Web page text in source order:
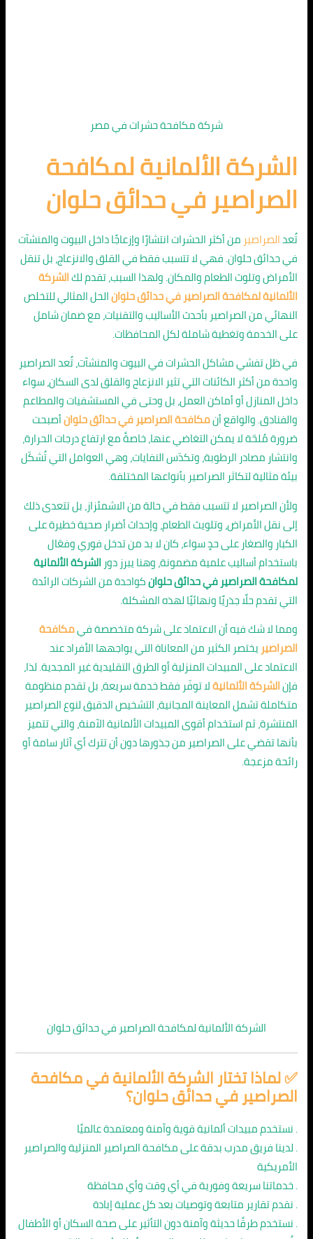
شركة مكافحة حشرات في مصر
الشركة الألمانية لمكافحة
الصراصير في حدائق حلوان
تُعدالصراصير من أكثر الحشرات انتشارًا وإزعاجًا داخل البيوت والمنشآت
في حدائق حلوان. فهي لا تتسبب فقط في القلق والانزعاج، بل تنقل
الأمراض وتلوث الطعام والمكان. ولهذا السبب، تقدم لكالشركة
الألمانية لمكافحة الصراصير في حدائق حلوانالحل المثالي للتخلص
النهائي من الصراصير بأحدث الأساليب والتقنيات، مع ضمان شامل
على الخدمة وتغطية شاملة لكل المحافظات.
في ظل تفشي مشاكل الحشرات في البيوت والمنشآت، تُعد الصراصير
واحدة من أكثر الكائنات التي تثير الانزعاج والقلق لدى السكان، سواء
داخل المنازل أو أماكن العمل، بل وحتى في المستشفيات والمطاعم
والفنادق. والواقع أنمكافحة الصراصير في حدائق حلوانأصبحت
ضرورة مُلحّة لا يمكن التغاضي عنها، خاصةً مع ارتفاع درجات الحرارة،
وانتشار مصادر الرطوبة، وتكدّس النفايات، وهي العوامل التي تُشكّل
بيئة مثالية لتكاثر الصراصير بأنواعها المختلفة.
ولأن الصراصير لا تتسبب فقط في حالة من الاشمئزاز، بل تتعدى ذلك
إلى نقل الأمراض، وتلويث الطعام، وإحداث أضرار صحية خطيرة على
الكبار والصغار على حدٍ سواء، كان لا بد من تدخل فوري وفعّال
باستخدام أساليب علمية مضمونة، وهنا يبرز دور الشركة الألمانية
لمكافحة الصراصير في حدائق حلوانكواحدة من الشركات الرائدة
التي تقدم حلًا جذريًا ونهائيًا لهذه المشكلة.
ومما لا شك فيه أن الاعتماد على شركة متخصصة فيمكافحة
الصراصيريختصر الكثير من المعاناة التي يواجهها الأفراد عند
الاعتماد على المبيدات المنزلية أو الطرق التقليدية غير المجدية. لذا،
فإنالشركة الألمانيةلا توفّر فقط خدمة سريعة، بل تقدم منظومة
متكاملة تشمل المعاينة المجانية، التشخيص الدقيق لنوع الصراصير
المنتشرة، ثم استخدام أقوى المبيدات الألمانية الآمنة، والتي تتميز
بأنها تقضي على الصراصير من جذورها دون أن تترك أي آثار سامة أو
رائحة مزعجة.
الشركة الألمانية لمكافحة الصراصير في حدائق حلوان
✅ لماذا تختار الشركة الألمانية فيمكافحة
الصراصير في حدائق حلوان؟
. نستخدم مبيدات ألمانية قوية وآمنة ومعتمدة عالميًا
. لدينا فريق مدرب بدقة على مكافحة الصراصير المنزلية والصراصير
الأمريكية
. خدماتنا سريعة وفورية في أي وقت وأي محافظة
. نقدم تقارير متابعة وتوصيات بعد كل عملية إبادة
. نستخدم طرقًا حديثة وآمنة دون التأثير على صحة السكان أو الأطفال